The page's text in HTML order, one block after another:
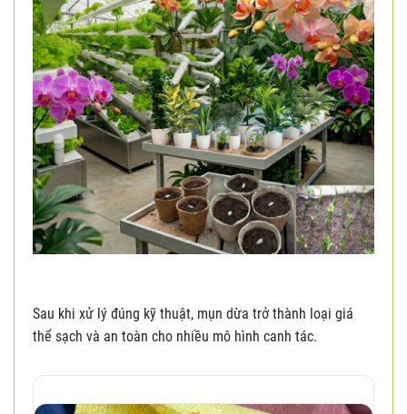
Sau khi xử lý đúng kỹ thuật, mụn dừa trở thành loại giá
thể sạch và an toàn cho nhiều mô hình canh tác.